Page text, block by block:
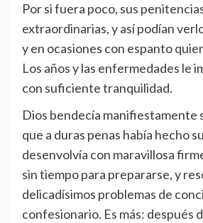
Por si fuera poco, sus
extraordinarias, y así podían
y en ocasiones con espanto
Los años y las enfermedades le
con suficiente tranquilidad.
Dios bendecía manifiestamente
que a duras penas había hecho
desenvolvía con maravillosa
sin tiempo para prepararse, y
delicadísimos problemas de
confesionario. Es más: después